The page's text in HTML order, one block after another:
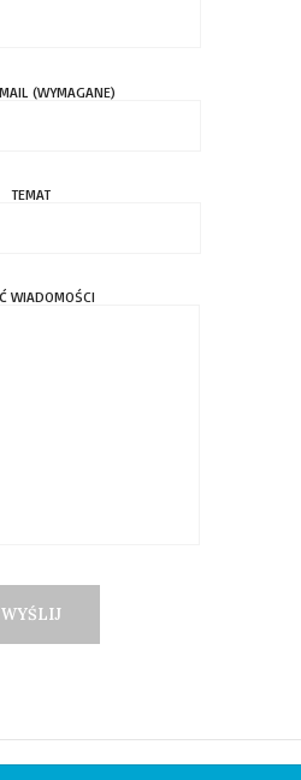
(WYMAGANE)
TEMAT
WIADOMOŚCI